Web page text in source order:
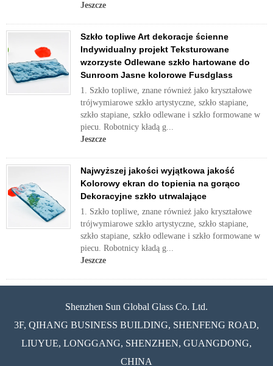
Jeszcze
Szkło topliwe Art dekoracje ścienne
Indywidualny projekt Teksturowane
wzorzyste Odlewane szkło hartowane do
Sunroom Jasne kolorowe Fusdglass
1. Szkło topliwe, znane również jako kryształowe
trójwymiarowe szkło artystyczne, szkło stapiane,
szkło stapiane, szkło odlewane i szkło formowane w
piecu. Robotnicy kładą g...
Jeszcze
Najwyższej jakości wyjątkowa jakość
Kolorowy ekran do topienia na gorąco
Dekoracyjne szkło utrwalające
1. Szkło topliwe, znane również jako kryształowe
trójwymiarowe szkło artystyczne, szkło stapiane,
szkło stapiane, szkło odlewane i szkło formowane w
piecu. Robotnicy kładą g...
Jeszcze
Shenzhen Sun Global Glass Co. Ltd.
3F, QIHANG BUSINESS BUILDING, SHENFENG ROAD,
LIUYUE, LONGGANG, SHENZHEN, GUANGDONG,
CHINA